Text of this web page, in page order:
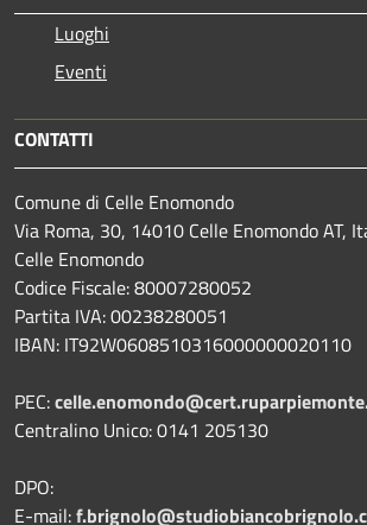
Luoghi
Eventi
CONTATTI
Comune di Celle Enomondo
Via Roma, 30, 14010 Celle Enomondo AT,
Celle Enomondo
Codice Fiscale: 80007280052
Partita IVA: 00238280051
IBAN: IT92W0608510316000000020110
PEC:
Centralino Unico: 0141 205130
DPO:
E-mail: